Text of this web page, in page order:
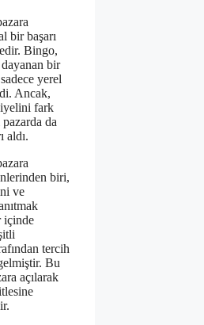
bir başarı
Bingo,
bir
yerel
Ancak,
fark
da
aldı.
biri,
ve
içinde
tercih
Bu
açılarak